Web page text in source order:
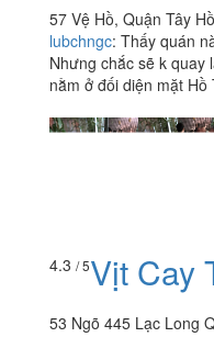
57 Vệ Hồ, Quận Tây
lubchngc: Thấy quán
Nhưng chắc sẽ k quay
nằm ở đối diện mặt
4.3 / 5Vịt Cay
53 Ngõ 445 Lạc Long